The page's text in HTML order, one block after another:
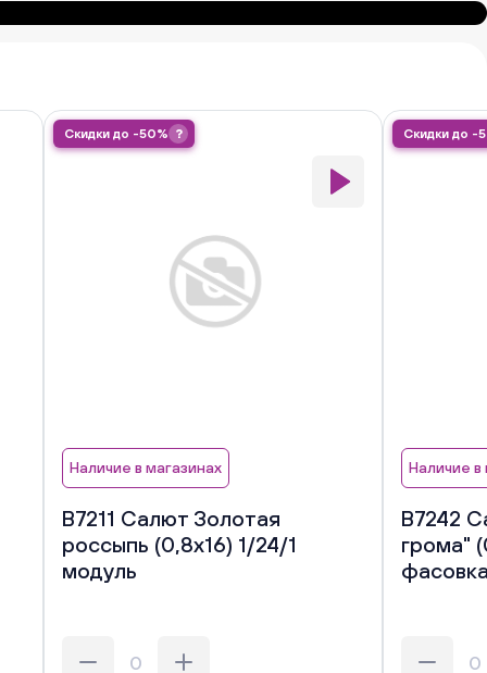
Скидки до -50% ?
Наличие в магазинах
В7211 Салют Золотая
россыпь (0,8х16) 1/24/1
модуль
Скидки до -
Наличие в
В7242
грома"